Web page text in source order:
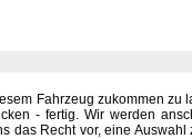
Fahrzeug zukommen zu
- fertig. Wir werden
das Recht vor, eine